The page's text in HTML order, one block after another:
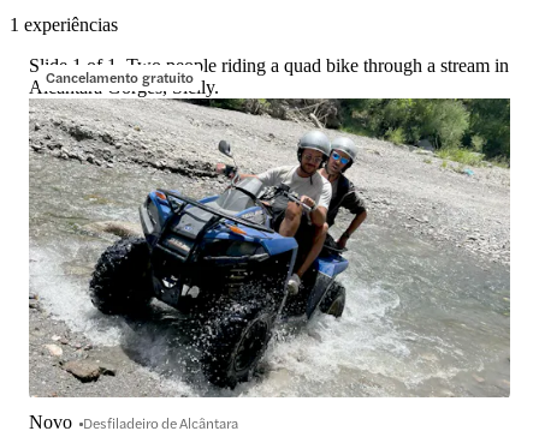
1 experiências
Cancelamento gratuito
Slide 1 of 1, Two people riding a quad bike through a stream in
Alcantara Gorges, Sicily.
Novo Desfiladeiro de Alcântara